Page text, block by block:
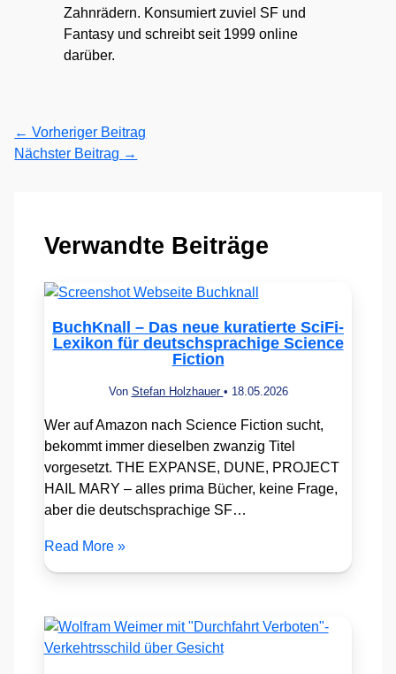
Zahnrädern. Konsumiert zuviel SF und
Fantasy und schreibt seit 1999 online
darüber.
← Vorheriger Beitrag
Nächster Beitrag →
Verwandte Beiträge
BuchKnall – Das neue kuratierte SciFi-
Lexikon für deutschsprachige Science
Fiction
Von Stefan Holzhauer • 18.05.2026
Wer auf Amazon nach Science Fiction sucht,
bekommt immer dieselben zwanzig Titel
vorgesetzt. THE EXPANSE, DUNE, PROJECT
HAIL MARY – alles prima Bücher, keine Frage,
aber die deutschsprachige SF…
Read More »